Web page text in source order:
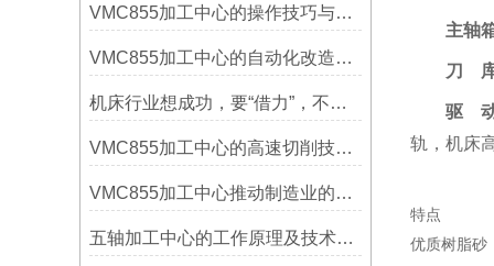
VMC855加工中心的操作技巧与维护指南
VMC855加工中心的自动化改造与智能化应用说明
机床行业想成功，要“借力”，不要“尽力”！
VMC855加工中心的高速切削技术介绍
VMC855加工中心推动制造业的发展
五轴加工中心的工作原理及技术优势
主轴
刀
驱
轨，机床
特点
优质树脂砂